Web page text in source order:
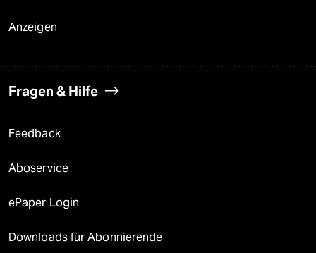
Anzeigen
Fragen & Hilfe
Feedback
Aboservice
ePaper Login
Downloads für Abonnierende